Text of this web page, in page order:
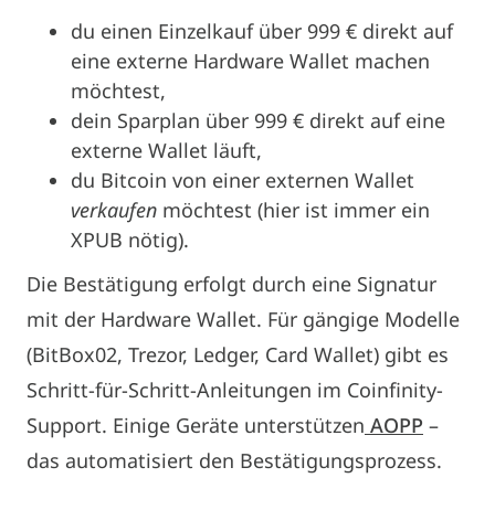
du einen Einzelkauf über 999 € direkt auf
eine externe Hardware Wallet machen
möchtest,
dein Sparplan über 999 € direkt auf eine
externe Wallet läuft,
du Bitcoin von einer externen Wallet
verkaufen möchtest (hier ist immer ein
XPUB nötig).
Die Bestätigung erfolgt durch eine Signatur
mit der Hardware Wallet. Für gängige Modelle
(BitBox02, Trezor, Ledger, Card Wallet) gibt es
Schritt-für-Schritt-Anleitungen im Coinfinity-
Support. Einige Geräte unterstützen AOPP –
das automatisiert den Bestätigungsprozess.